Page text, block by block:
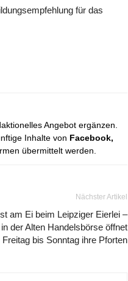
für das
Angebot ergänzen.
Inhalte von Facebook,
übermittelt werden.
Nächster Artikel
am Ei beim Leipziger Eierlei –
der Alten Handelsbörse öffnet
Freitag bis Sonntag ihre Pforten